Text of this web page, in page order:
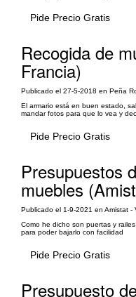
Pide Precio Gratis
Recogida de
Francia)
Publicado el 27-5-2018 en Peña
El armario está en buen estado,
mandar fotos para que lo vea y
Pide Precio Gratis
Presupuestos
muebles
Publicado el 1-9-2021 en Amistat -
Como he dicho son puertas y
para poder bajarlo con facilidad
Pide Precio Gratis
Presupuesto